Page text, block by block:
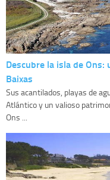
Descubre la isla de
Baixas
Sus acantilados, playas de
Atlántico y un valioso
Ons ...